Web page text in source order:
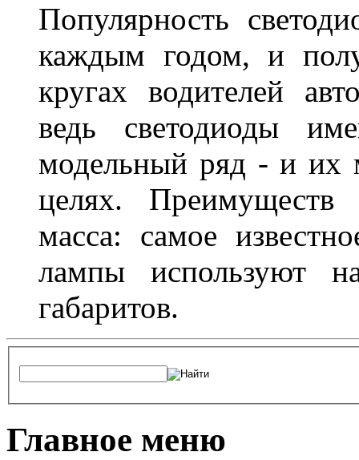
Популярность
каждым годом, и
кругах водителей
ведь светодиоды
модельный ряд - и их
целях.
масса: самое
лампы используют
габаритов.
Главное меню